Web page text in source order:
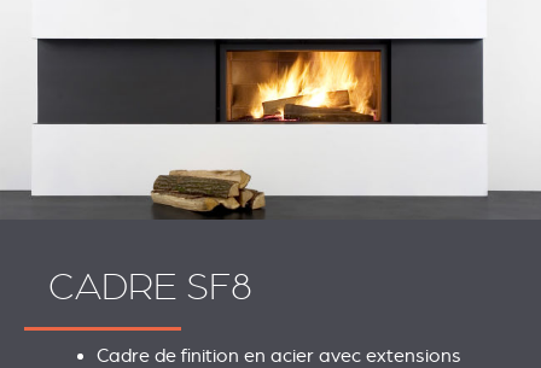
CADRE SF8
Cadre de finition en acier avec extensions
REVESTIMIENTOS Y
ACCESORIOS STÛV 21